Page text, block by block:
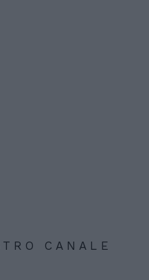
CANALE